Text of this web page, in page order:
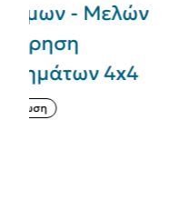
Ναού
Σωτήρος
(5-6/8/2026)